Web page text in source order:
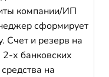
компании/ИП
сформирует
Счет и резерв на
2-х банковских
на